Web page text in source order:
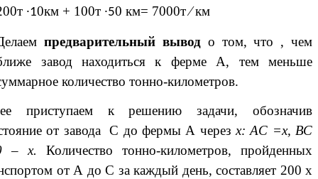
∙10км + 100т ∙50 км= 7000т ∕ км
предварительный вывод о том, что , чем
завод находиться к ферме А, тем меньше
количество тонно-километров.
приступаем к решению задачи, обозначив
от завода С до фермы А черезх: АС =х, ВС
– х.Количество тонно-километров, пройденных
от А до С за каждый день, составляет 200 х